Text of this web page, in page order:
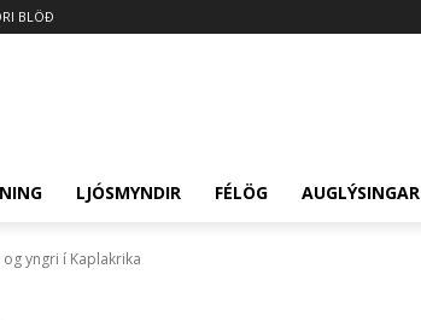
BLÖÐ
LJÓSMYNDIR FÉLÖG AUGLÝSINGAR
yngri í Kaplakrika